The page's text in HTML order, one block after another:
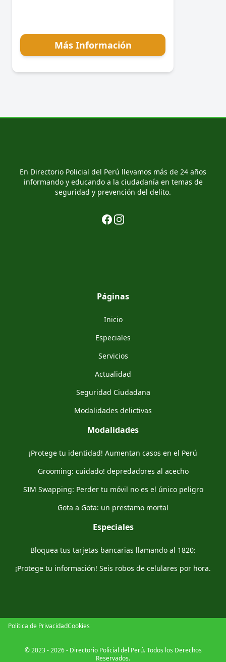
Más Información
En Directorio Policial del Perú llevamos más de 24 años
informando y educando a la ciudadanía en temas de
seguridad y prevención del delito.
Facebook
Instagram
Páginas
Inicio
Especiales
Servicios
Actualidad
Seguridad Ciudadana
Modalidades delictivas
Modalidades
¡Protege tu identidad! Aumentan casos en el Perú
Grooming: cuidado! depredadores al acecho
SIM Swapping: Perder tu móvil no es el único peligro
Gota a Gota: un prestamo mortal
Especiales
Bloquea tus tarjetas bancarias llamando al 1820:
¡Protege tu información! Seis robos de celulares por hora.
Politica de PrivacidadCookies
© 2023 - 2026 - Directorio Policial del Perú. Todos los Derechos
Reservados.